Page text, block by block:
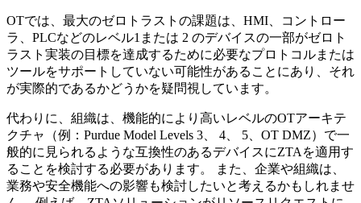
OTでは、最大のゼロトラストの課題は、HMI、コントロー
ラ、PLCなどのレベル1または 2 のデバイスの一部がゼロト
ラスト実装の目標を達成するために必要なプロトコルまたは
ツールをサポートしていない可能性があることにあり、それ
が実際的であるかどうかを疑問視しています。
代わりに、組織は、機能的により高いレベルのOTアーキテ
クチャ（例：Purdue Model Levels 3、 4、 5、OT DMZ）で一
般的に見られるような互換性のあるデバイスにZTAを適用す
ることを検討する必要があります。 また、企業や組織は、
業務や安全機能への影響も検討したいと考えるかもしれませ